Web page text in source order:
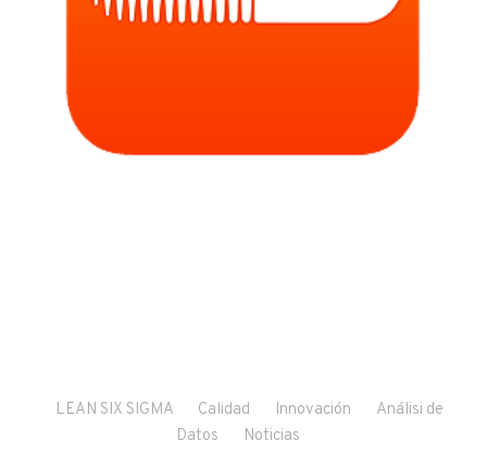
LEAN SIX SIGMA Calidad Innovación
Análisi de
Datos
Noticias